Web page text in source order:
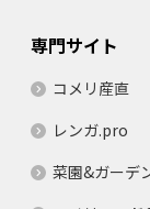
専門サイト
コメリ産直
レンガ.pro
菜園&ガーデ